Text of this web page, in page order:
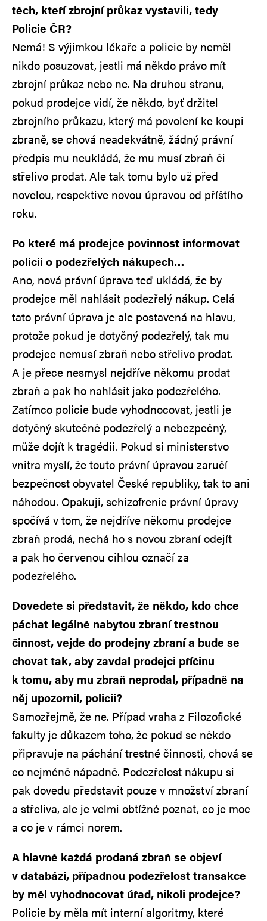
těch, kteří zbrojní průkaz vystavili, tedy
Policie ČR?
Nemá! S výjimkou lékaře a policie by neměl
nikdo posuzovat, jestli má někdo právo mít
zbrojní průkaz nebo ne. Na druhou stranu,
pokud prodejce vidí, že někdo, byť držitel
zbrojního průkazu, který má povolení ke koupi
zbraně, se chová neadekvátně, žádný právní
předpis mu neukládá, že mu musí zbraň či
střelivo prodat. Ale tak tomu bylo už před
novelou, respektive novou úpravou od příštího
roku.
Po které má prodejce povinnost informovat
policii o podezřelých nákupech…
Ano, nová právní úprava teď ukládá, že by
prodejce měl nahlásit podezřelý nákup. Celá
tato právní úprava je ale postavená na hlavu,
protože pokud je dotyčný podezřelý, tak mu
prodejce nemusí zbraň nebo střelivo prodat.
A je přece nesmysl nejdříve někomu prodat
zbraň a pak ho nahlásit jako podezřelého.
Zatímco policie bude vyhodnocovat, jestli je
dotyčný skutečně podezřelý a nebezpečný,
může dojít k tragédii. Pokud si ministerstvo
vnitra myslí, že touto právní úpravou zaručí
bezpečnost obyvatel České republiky, tak to ani
náhodou. Opakuji, schizofrenie právní úpravy
spočívá v tom, že nejdříve někomu prodejce
zbraň prodá, nechá ho s novou zbraní odejít
a pak ho červenou cihlou označí za
podezřelého.
Dovedete si představit, že někdo, kdo chce
páchat legálně nabytou zbraní trestnou
činnost, vejde do prodejny zbraní a bude se
chovat tak, aby zavdal prodejci příčinu
k tomu, aby mu zbraň neprodal, případně na
něj upozornil, policii?
Samozřejmě, že ne. Případ vraha z Filozofické
fakulty je důkazem toho, že pokud se někdo
připravuje na páchání trestné činnosti, chová se
co nejméně nápadně. Podezřelost nákupu si
pak dovedu představit pouze v množství zbraní
a střeliva, ale je velmi obtížné poznat, co je moc
a co je v rámci norem.
A hlavně každá prodaná zbraň se objeví
v databázi, případnou podezřelost transakce
by měl vyhodnocovat úřad, nikoli prodejce?
Policie by měla mít interní algoritmy, které